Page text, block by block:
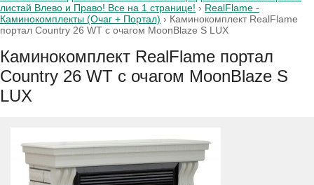
листай Влево и Право! Все на 1 странице! › RealFlame -
Каминокомплекты (Очаг + Портал) › Каминокомплект RealFlame
портал Country 26 WT с очагом MoonBlaze S LUX
Каминокомплект RealFlame портал
Country 26 WT с очагом MoonBlaze S
LUX